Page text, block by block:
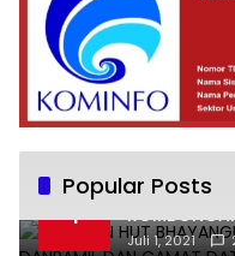
Popular Posts
1
UCAPKAN
DATANGI
Juli 1, 2021